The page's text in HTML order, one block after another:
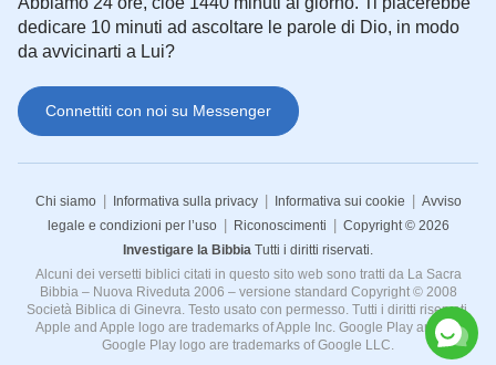
dedicare 10 minuti ad ascoltare le parole di Dio, in modo
da avvicinarti a Lui?
Connettiti con noi su Messenger
Chi siamo | Informativa sulla privacy | Informativa sui cookie | Avviso
legale e condizioni per l’uso | Riconoscimenti | Copyright © 2026
Investigare la Bibbia Tutti i diritti riservati.
Alcuni dei versetti biblici citati in questo sito web sono tratti da La Sacra
Bibbia – Nuova Riveduta 2006 – versione standard Copyright © 2008
Società Biblica di Ginevra. Testo usato con permesso. Tutti i diritti riservati.
Apple and Apple logo are trademarks of Apple Inc. Google Play and the
Google Play logo are trademarks of Google LLC.